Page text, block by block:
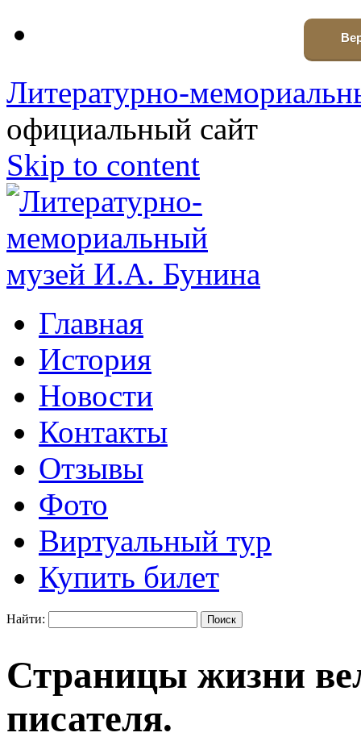
Литературно-
официальный сайт
Skip to content
Главная
История
Новости
Контакты
Отзывы
Фото
Виртуальный тур
Купить билет
Найти:
Страницы жизни
писателя.